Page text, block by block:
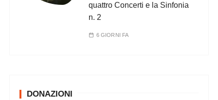
quattro Concerti e la Sinfonia
n. 2
6 GIORNI FA
DONAZIONI